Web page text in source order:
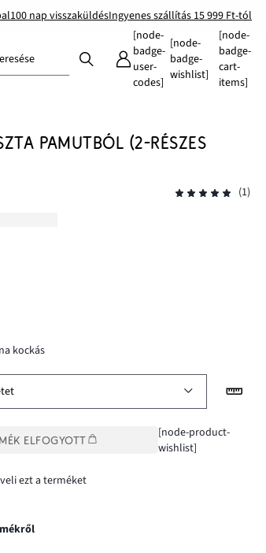
100 nap visszaküldésIngyenes szállítás 15 999 Ft-tól
[node-
badge-
user-
codes]
[node-
badge-
wishlist]
[node-
badge-
cart-
items]
PAMUTBÓL (2-RÉSZES
(1)
kockás
ELFOGYOTT
[node-product-
wishlist]
ezt a terméket